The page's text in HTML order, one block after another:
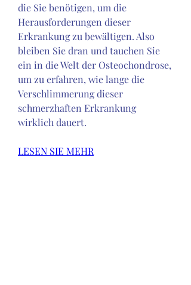
die Sie benötigen, um die
Herausforderungen dieser
Erkrankung zu bewältigen. Also
bleiben Sie dran und tauchen Sie
ein in die Welt der Osteochondrose,
um zu erfahren, wie lange die
Verschlimmerung dieser
schmerzhaften Erkrankung
wirklich dauert.
LESEN SIE MEHR